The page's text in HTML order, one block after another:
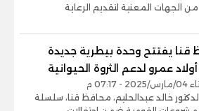
الجهات المعنية لتقديم الرعاية
قنا يفتتح وحدة بيطرية جديدة
عمرو لدعم الثروة الحيوانية
- 07:17 م
خالد عبدالحليم، محافظ قنا، سلسلة